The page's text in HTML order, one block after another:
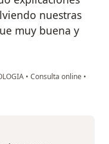
nuestras
muy buena y
• Consulta online •